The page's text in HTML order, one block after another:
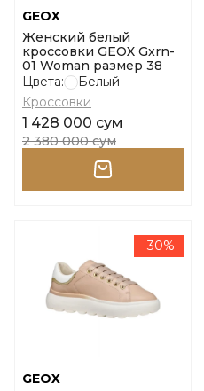
GEOX
Женский белый
кроссовки GEOX Gxrn-
01 Woman размер 38
Цвета:
Белый
Кроссовки
1 428 000 сум
2 380 000 сум
-30%
GEOX